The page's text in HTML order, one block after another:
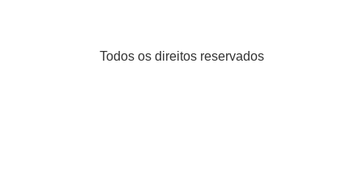
Todos os direitos reservados